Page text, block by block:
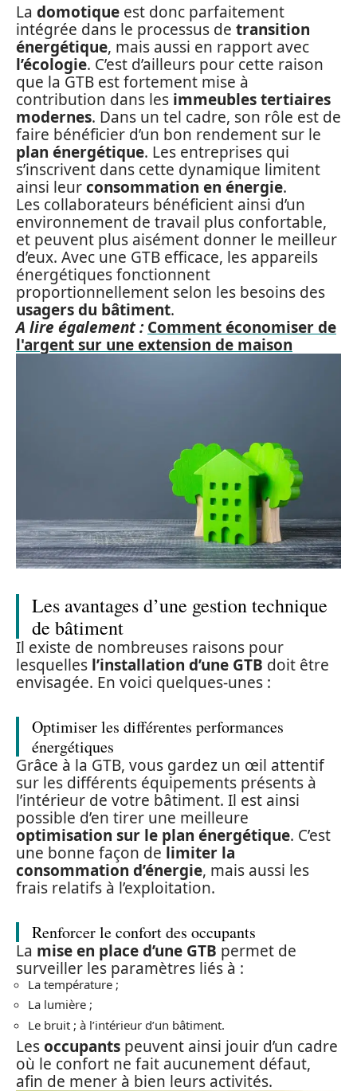
La domotique est donc parfaitement
intégrée dans le processus de transition
énergétique, mais aussi en rapport avec
l’écologie. C’est d’ailleurs pour cette raison
que la GTB est fortement mise à
contribution dans les immeubles tertiaires
modernes. Dans un tel cadre, son rôle est de
faire bénéficier d’un bon rendement sur le
plan énergétique. Les entreprises qui
s’inscrivent dans cette dynamique limitent
ainsi leurconsommation en énergie.
Les collaborateurs bénéficient ainsi d’un
environnement de travail plus confortable,
et peuvent plus aisément donner le meilleur
d’eux. Avec une GTB efficace, les appareils
énergétiques fonctionnent
proportionnellement selon les besoins des
usagers du bâtiment.
A lire également : Comment économiser de
l'argent sur une extension de maison
Les avantages d’une gestion technique
de bâtiment
Il existe de nombreuses raisons pour
lesquelles l’installation d’une GTB doit être
envisagée. En voici quelques-unes :
Optimiser les différentes performances
énergétiques
Grâce à la GTB, vous gardez un œil attentif
sur les différents équipements présents à
l’intérieur de votre bâtiment. Il est ainsi
possible d’en tirer une meilleure
optimisation sur le plan énergétique. C’est
une bonne façon de limiter la
consommation d’énergie, mais aussi les
frais relatifs à l’exploitation.
Renforcer le confort des occupants
La mise en place d’une GTB permet de
surveiller les paramètres liés à :
La température ;
La lumière ;
Le bruit ; à l’intérieur d’un bâtiment.
Lesoccupants peuvent ainsi jouir d’un cadre
où le confort ne fait aucunement défaut,
afin de mener à bien leurs activités.